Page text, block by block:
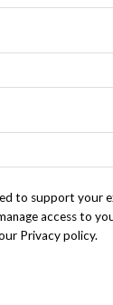
to support your
access to
Privacy policy.